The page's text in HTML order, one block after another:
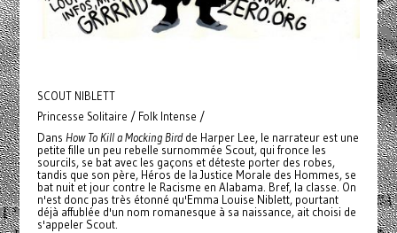
SCOUT NIBLETT
Princesse Solitaire / Folk Intense /
Dans How To Kill a Mocking Birdde Harper Lee, le narrateur est une
petite fille un peu rebelle surnommée Scout, qui fronce les
sourcils, se bat avec les gaçons et déteste porter des robes,
tandis que son père, Héros de la Justice Morale des Hommes, se
bat nuit et jour contre le Racisme en Alabama. Bref, la classe. On
n'est donc pas très étonné qu'Emma Louise Niblett, pourtant
déjà affublée d'un nom romanesque à sa naissance, ait choisi de
s'appeler Scout.